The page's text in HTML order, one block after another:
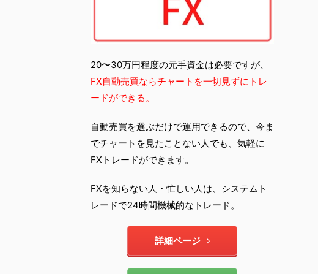
20〜30万円程度の元手資金は必要ですが、
FX自動売買ならチャートを一切見ずにトレ
ードができる。
自動売買を選ぶだけで運用できるので、今ま
でチャートを見たことない人でも、気軽に
FXトレードができます。
FXを知らない人・忙しい人は、システムト
レードで24時間機械的なトレード。
詳細ページ